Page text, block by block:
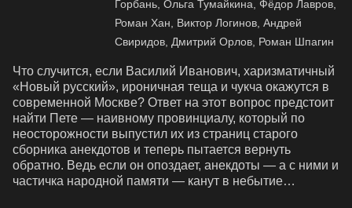
Горбань, Ольга Тумайкина, Фёдор Лавров,
Роман Хан, Виктор Логинов, Андрей
Свиридов, Дмитрий Орлов, Роман Шпагин
Что случится, если Василий Иванович, харизматичный
«Новый русский», ироничная теща и чукча окажутся в
современной Москве? Ответ на этот вопрос предстоит
найти Пете — наивному провинциалу, который по
неосторожности выпустил их из страниц старого
сборника анекдотов и теперь пытается вернуть
обратно. Ведь если он опоздает, анекдоты — а с ними и
частичка народной памяти — канут в небытие…